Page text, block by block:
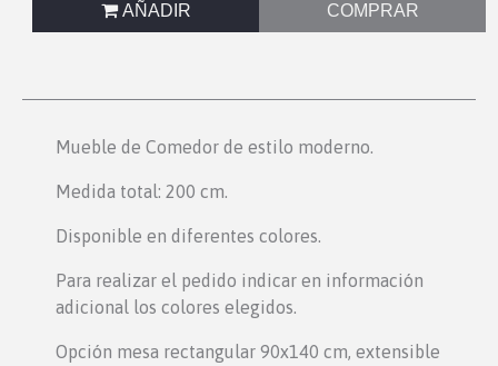
AÑADIR COMPRAR
Mueble de Comedor de estilo moderno.
Medida total: 200 cm.
Disponible en diferentes colores.
Para realizar el pedido indicar en información
adicional los colores elegidos.
Opción mesa rectangular 90x140 cm, extensible